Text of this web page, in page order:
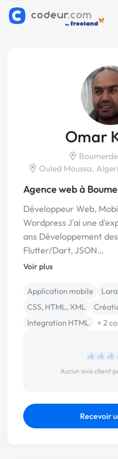
Omar
Ouled Moussa,
Agence web à
Développeur Web,
Wordpress J'ai une
ans Développement
Flutter/Dart, JSON…
Voir plus
Application mobile
CSS, HTML, XML
Integration HTML
+ 2
Aucun avis client
Recevoir